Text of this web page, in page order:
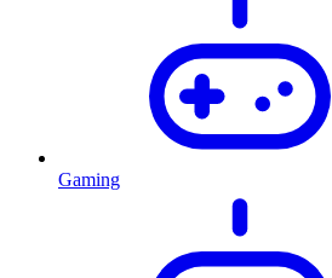
Gaming